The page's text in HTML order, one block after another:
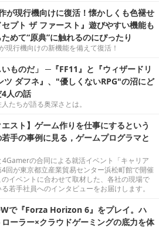
が現行機向けに復活！懐かしくも色褪せ
プト ザ ファースト』遊びやすい機能も
めて“原典”に触れるのにぴったり
現行機向けの新機能を備えて復活！
いものだ」 ─『FF11』と『ウィザードリ
ツ ダフネ』、"優しくないRPG"の沼にど
人の話
たちが語る奥深さとは。
エスト】ゲーム作りを仕事にするという
手の事例に見る，ゲームプログラマと
の合同による就活イベント「キャリア
回が東京都立産業貿易センター浜松町館で開催
イベントに合わせて取材した、各社の現場で
若手社員へのインタビューをお届けします。
で『Forza Horizon 6』をプレイ。ハ
ーラー×クラウドゲーミングの底力を体